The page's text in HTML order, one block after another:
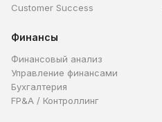
Customer Success
Финансы
Финансовый анализ
Управление финансами
Бухгалтерия
FP&A / Контроллинг